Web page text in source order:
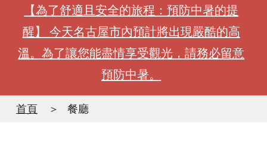
【為了舒適且安全的旅程：預防中暑的提
醒】 今天名古屋市內預計將出現嚴酷的高
溫。為了讓您能盡情享受觀光，請務必留意
預防中暑。
首頁 餐廳